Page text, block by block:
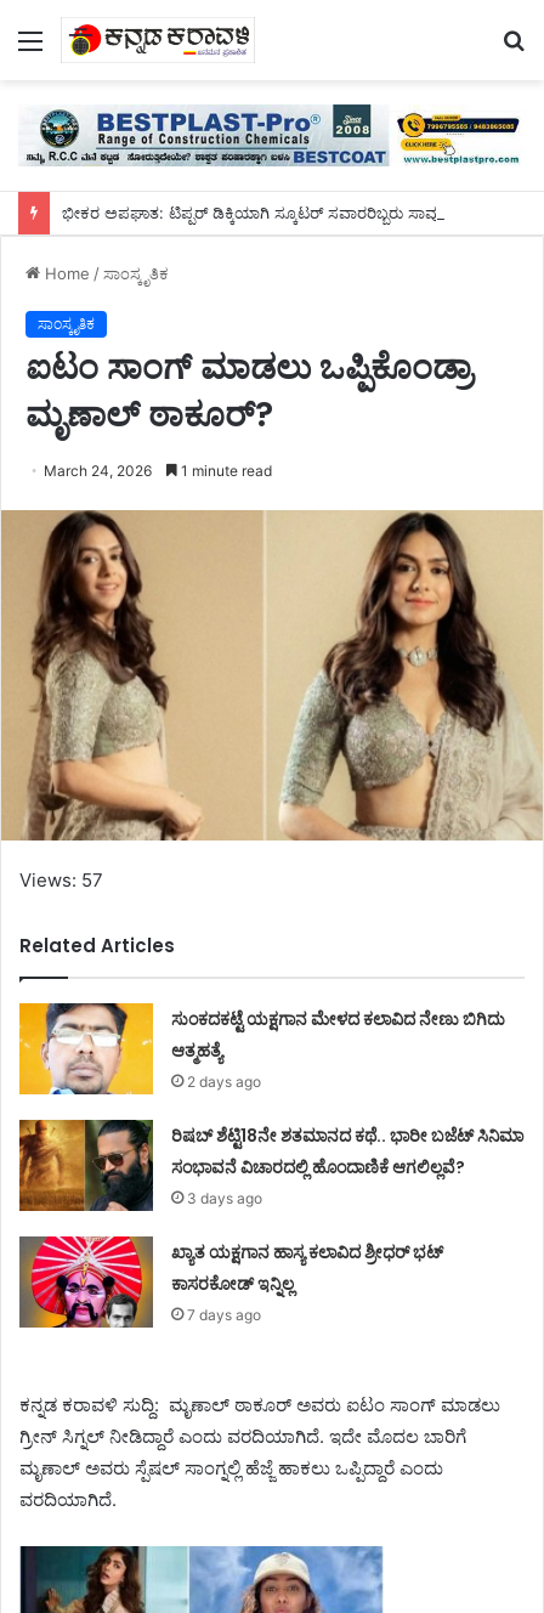
Menu
ಭೀಕರ ಅಪಘಾತ: ಟಿಪ್ಪರ್ ಡಿಕ್ಕಿಯಾಗಿ ಸ್ಕೂಟರ್ ಸವಾರರಿಬ್ಬರು ಸಾವು
Home /ಸಾಂಸ್ಕೃತಿಕ
ಸಾಂಸ್ಕೃತಿಕ
ಐಟಂ ಸಾಂಗ್ ಮಾಡಲು ಒಪ್ಪಿಕೊಂಡ್ರಾ
ಮೃಣಾಲ್ ಠಾಕೂರ್?
March 24, 2026 1 minute read
Views: 57
Related Articles
ಸುಂಕದಕಟ್ಟೆ ಯಕ್ಷಗಾನ ಮೇಳದ ಕಲಾವಿದ ನೇಣು ಬಿಗಿದು
ಆತ್ಮಹತ್ಯೆ
2 days ago
ರಿಷಬ್ ಶೆಟ್ಟಿ18ನೇ ಶತಮಾನದ ಕಥೆ.. ಭಾರೀ ಬಜೆಟ್ ಸಿನಿಮಾ
ಸಂಭಾವನೆ ವಿಚಾರದಲ್ಲಿ ಹೊಂದಾಣಿಕೆ ಆಗಲಿಲ್ಲವೆ?
3 days ago
ಖ್ಯಾತ ಯಕ್ಷಗಾನ ಹಾಸ್ಯ ಕಲಾವಿದ ಶ್ರೀಧರ್ ಭಟ್
ಕಾಸರಕೋಡ್ ಇನ್ನಿಲ್ಲ
7 days ago
ಕನ್ನಡ ಕರಾವಳಿ ಸುದ್ದಿ: ಮೃಣಾಲ್ ಠಾಕೂರ್ ಅವರು ಐಟಂ ಸಾಂಗ್ ಮಾಡಲು
ಗ್ರೀನ್ ಸಿಗ್ನಲ್ ನೀಡಿದ್ದಾರೆ ಎಂದು ವರದಿಯಾಗಿದೆ. ಇದೇ ಮೊದಲ ಬಾರಿಗೆ
ಮೃಣಾಲ್ ಅವರು ಸ್ಪೆಷಲ್ ಸಾಂಗ್ನಲ್ಲಿ ಹೆಜ್ಜೆ ಹಾಕಲು ಒಪ್ಪಿದ್ದಾರೆ ಎಂದು
ವರದಿಯಾಗಿದೆ.